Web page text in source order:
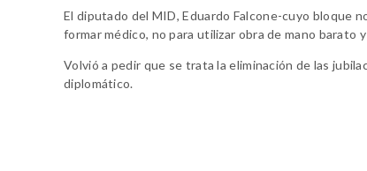
El diputado del MID, Eduardo Falcone-cuyo bloque
formar médico, no para utilizar obra de mano barato
Volvió a pedir que se trata la eliminación de las
diplomático.